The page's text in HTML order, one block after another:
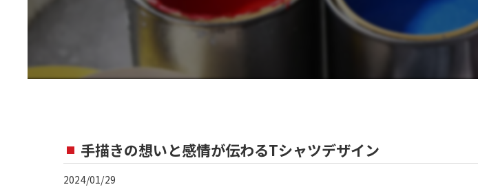
手描きの想いと感情が伝わるTシャツデザイン
2024/01/29